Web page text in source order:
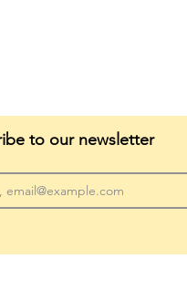
to our newsletter